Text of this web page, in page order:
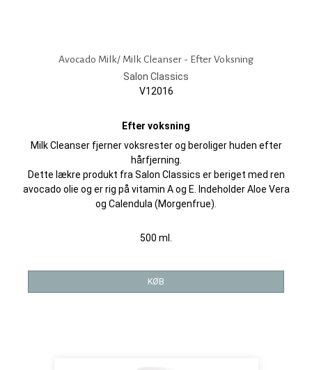
Avocado Milk/ Milk Cleanser - Efter Voksning
Salon Classics
V12016
Efter voksning
Milk Cleanser fjerner voksrester og beroliger huden efter
hårfjerning.
Dette lækre produkt fra Salon Classics er beriget med ren
avocado olie og er rig på vitamin A og E. Indeholder Aloe Vera
og Calendula (Morgenfrue).
500 ml.
KØB